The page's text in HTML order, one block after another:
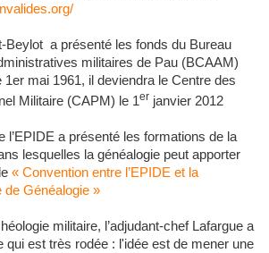
Beylot a présenté les fonds du Bureau
militaires de Pau (BCAAM)
1er mai 1961, il deviendra le Centre des
Militaire (CAPM) le 1er janvier 2012
l’EPIDE a présenté les formations de la
lesquelles la généalogie peut apporter
« Convention entre l’EPIDE et la
de Généalogie »
militaire, l’adjudant-chef Lafargue a
qui est très rodée : l'idée est de mener une